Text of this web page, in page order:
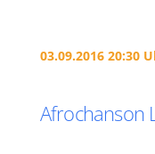
03.09.2016 20:30
Afrochanson